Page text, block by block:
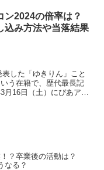
ン2024の倍率は？
込み方法や当落結果
した「ゆきりん」こと
う在籍で、歴代最長記
月16日（土）にぴあアリ
？卒業後の活動は？
なる？